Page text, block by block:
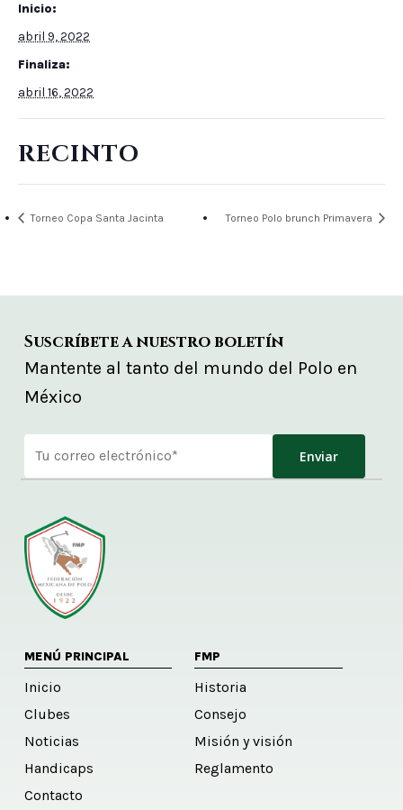
Inicio:
abril 9, 2022
Finaliza:
abril 16, 2022
RECINTO
Torneo Copa Santa Jacinta Torneo Polo brunch Primavera
Suscríbete a nuestro boletín
Mantente al tanto del mundo del Polo en
México
MENÚ PRINCIPAL
Inicio
Clubes
Noticias
Handicaps
Contacto
FMP
Historia
Consejo
Misión y visión
Reglamento